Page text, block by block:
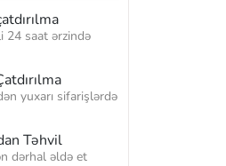
24 saat ərzində
yuxarı sifarişlərdə
Təhvil
dərhal əldə et